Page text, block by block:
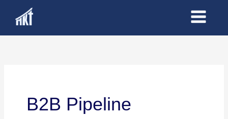
B2B Pipeline